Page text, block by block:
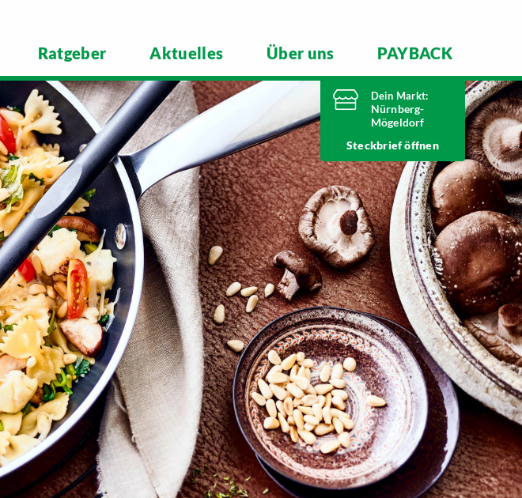
Ratgeber Aktuelles Über uns PAYBACK
Dein Markt:
Nürnberg-
Mögeldorf
Heute bis
Telefonnummer
0911 54340
Laufamholzstraße 40/42
90482 Nürnberg
Markt ändern
Steckbrief